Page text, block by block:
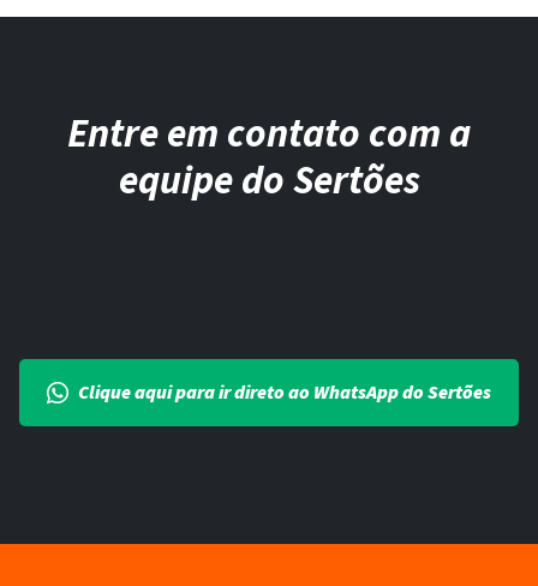
Entre em contato com a
equipe do Sertões
Clique aqui para ir direto ao WhatsApp do Sertões